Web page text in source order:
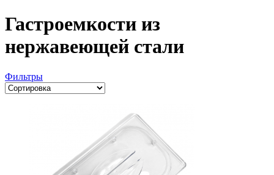
Гастроемкости из
нержавеющей стали
Фильтры